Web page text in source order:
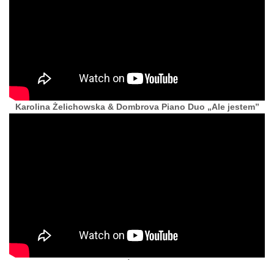
Karolina Żelichowska & Dombrova Piano Duo „Ale jestem”